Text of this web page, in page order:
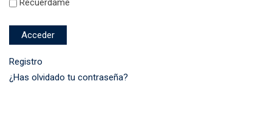
Recuérdame
Acceder
Registro
¿Has olvidado tu contraseña?